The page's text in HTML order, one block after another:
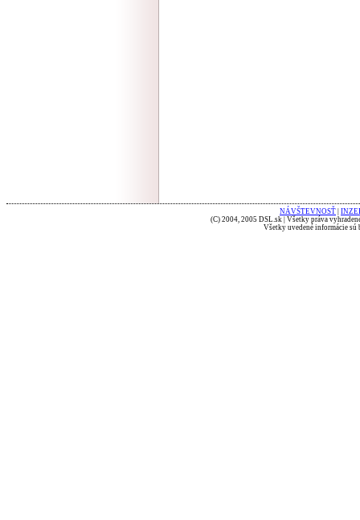
NÁVŠTEVNOSŤ
(C) 2004, 2005 DSL.sk | Všetky práva
Všetky uvedené informácie sú